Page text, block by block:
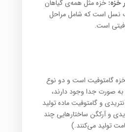
خزه: خزه مثل همه‌ی گیاهان
نسل است که شامل مراحل
است.
گامتوفیت است و دو نوع
به صورت جدا وجود دارند،
و گامتوفیت ماده تولید
و آرکگن ساختارهایی چند
تولید می‌کنند.)